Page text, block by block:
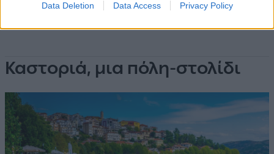
Data Deletion Data Access Privacy Policy
Καστοριά, μια πόλη-στολίδι